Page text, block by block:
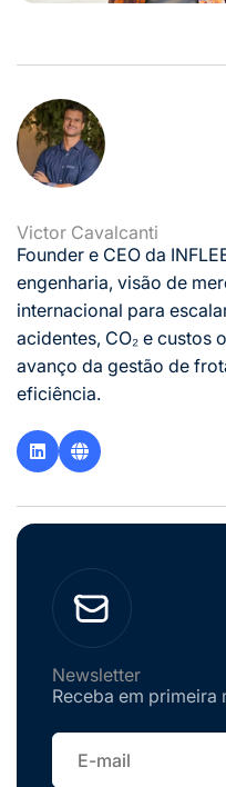
Victor Cavalcanti
Founder e CEO da
engenharia, visão de
internacional para
acidentes, CO₂ e custos
avanço da gestão de
eficiência.
Newsletter
Receba em primeira